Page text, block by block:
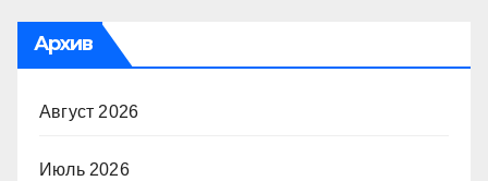
Архив
Август 2026
Июль 2026